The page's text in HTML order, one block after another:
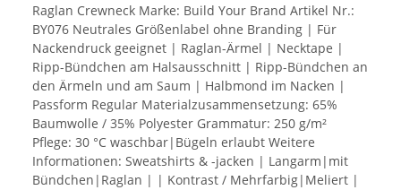
Raglan Crewneck Marke: Build Your Brand Artikel Nr.:
BY076 Neutrales Größenlabel ohne Branding | Für
Nackendruck geeignet | Raglan-Ärmel | Necktape |
Ripp-Bündchen am Halsausschnitt | Ripp-Bündchen an
den Ärmeln und am Saum | Halbmond im Nacken |
Passform Regular Materialzusammensetzung: 65%
Baumwolle / 35% Polyester Grammatur: 250 g/m²
Pflege: 30 °C waschbar|Bügeln erlaubt Weitere
Informationen: Sweatshirts & -jacken | Langarm|mit
Bündchen|Raglan | | Kontrast / Mehrfarbig|Meliert |